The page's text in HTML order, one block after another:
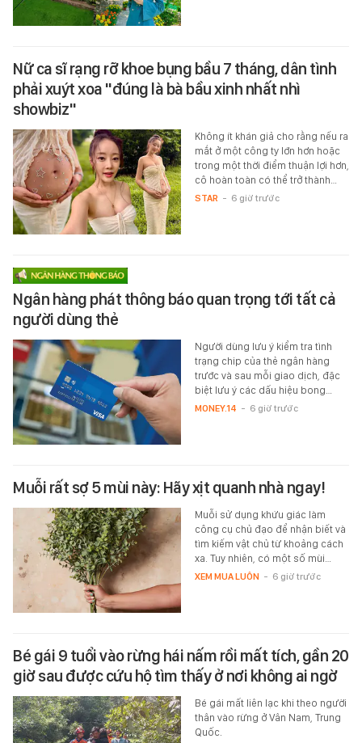
Nữ ca sĩ rạng rỡ khoe bụng bầu 7 tháng, dân tình
phải xuýt xoa "đúng là bà bầu xinh nhất nhì
showbiz"
Không ít khán giả cho rằng nếu ra
mắt ở một công ty lớn hơn hoặc
trong một thời điểm thuận lợi hơn,
cô hoàn toàn có thể trở thành…
STAR - 6 giờ trước
Ngân hàng phát thông báo quan trọng tới tất cả
người dùng thẻ
Người dùng lưu ý kiểm tra tình
trạng chip của thẻ ngân hàng
trước và sau mỗi giao dịch, đặc
biệt lưu ý các dấu hiệu bong…
MONEY.14 - 6 giờ trước
Muỗi rất sợ 5 mùi này: Hãy xịt quanh nhà ngay!
Muỗi sử dụng khứu giác làm
công cụ chủ đạo để nhận biết và
tìm kiếm vật chủ từ khoảng cách
xa. Tuy nhiên, có một số mùi…
XEM MUA LUÔN - 6 giờ trước
Bé gái 9 tuổi vào rừng hái nấm rồi mất tích, gần 20
giờ sau được cứu hộ tìm thấy ở nơi không ai ngờ
Bé gái mất liên lạc khi theo người
thân vào rừng ở Vân Nam, Trung
Quốc.